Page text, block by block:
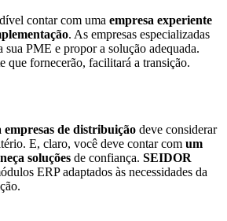
contar com uma empresa experiente
. As empresas especializadas
sua PME e propor a solução adequada.
que fornecerão, facilitará a transição.
de distribuição deve considerar
E, claro, você deve contar com um
soluções de confiança. SEIDOR
ERP adaptados às necessidades da